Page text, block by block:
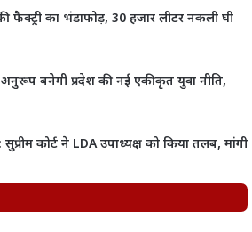
फैक्ट्री का भंडाफोड़, 30 हजार लीटर नकली घी
बनेगी प्रदेश की नई एकीकृत युवा नीति,
कोर्ट ने LDA उपाध्यक्ष को किया तलब, मांगी